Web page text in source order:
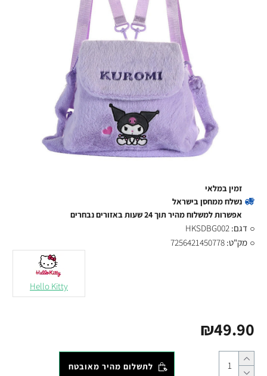
₪49.90
זמין במלאי
נשלח ממחסן בישראל
אפשרות למשלוח מהיר תוך 24 שעות באזורים נבחרים
דגם: HKSDBG002
מק"ט: 7256421450778
Hello Kitty
לתשלום מהיר מאובטח